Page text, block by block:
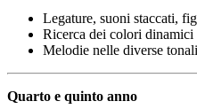
Legature, suoni staccati,
Ricerca dei colori dinamici
Melodie nelle diverse
Quarto e quinto anno